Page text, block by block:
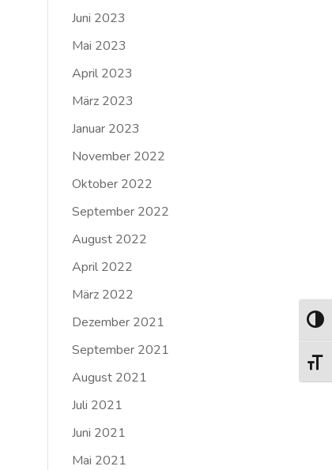
Juni 2023
Mai 2023
April 2023
März 2023
Januar 2023
November 2022
Oktober 2022
September 2022
August 2022
April 2022
März 2022
Dezember 2021
September 2021
August 2021
Juli 2021
Juni 2021
Mai 2021